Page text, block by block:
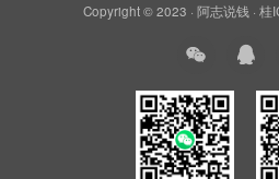
Copyright © 2023 · 阿志说钱 · 桂